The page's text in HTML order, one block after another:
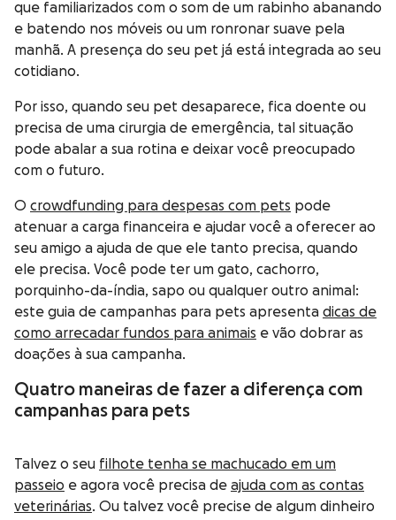
que familiarizados com o som de um rabinho abanando
e batendo nos móveis ou um ronronar suave pela
manhã. A presença do seu pet já está integrada ao seu
cotidiano.
Por isso, quando seu pet desaparece, fica doente ou
precisa de uma cirurgia de emergência, tal situação
pode abalar a sua rotina e deixar você preocupado
com o futuro.
O crowdfunding para despesas com pets pode
atenuar a carga financeira e ajudar você a oferecer ao
seu amigo a ajuda de que ele tanto precisa, quando
ele precisa. Você pode ter um gato, cachorro,
porquinho-da-índia, sapo ou qualquer outro animal:
este guia de campanhas para pets apresenta dicas de
como arrecadar fundos para animais e vão dobrar as
doações à sua campanha.
Quatro maneiras de fazer a diferença com
campanhas para pets
Talvez o seu filhote tenha se machucado em um
passeio e agora você precisa de ajuda com as contas
veterinárias. Ou talvez você precise de algum dinheiro